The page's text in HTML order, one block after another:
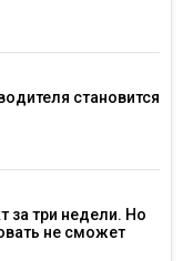
становится
за три недели. Но
не сможет